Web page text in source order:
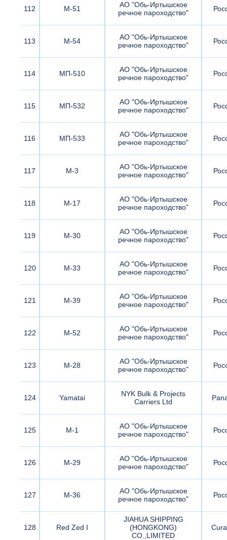
112 М-51
АО "Обь-Иртышское
речное пароходство"
113 М-54
АО "Обь-Иртышское
речное пароходство"
114 МП-510
АО "Обь-Иртышское
речное пароходство"
115 МП-532
АО "Обь-Иртышское
речное пароходство"
116 МП-533
АО "Обь-Иртышское
речное пароходство"
117 М-3
АО "Обь-Иртышское
речное пароходство"
118 М-17
АО "Обь-Иртышское
речное пароходство"
119 М-30
АО "Обь-Иртышское
речное пароходство"
120 М-33
АО "Обь-Иртышское
речное пароходство"
121 М-39
АО "Обь-Иртышское
речное пароходство"
122 М-52
АО "Обь-Иртышское
речное пароходство"
123 М-28
АО "Обь-Иртышское
речное пароходство"
124 Yamatai
NYK Bulk & Projects
Carriers Ltd
125 М-1
АО "Обь-Иртышское
речное пароходство"
126 М-29
АО "Обь-Иртышское
речное пароходство"
127 М-36
АО "Обь-Иртышское
речное пароходство"
128 Red Zed I
JIAHUA SHIPPING
(HONGKONG)
CO.,LIMITED